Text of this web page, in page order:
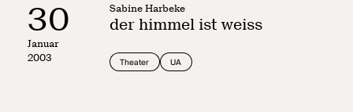
30
Januar
2003
Sabine Harbeke
der himmel ist weiss
Theater UA